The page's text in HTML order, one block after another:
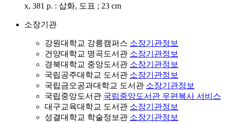
x, 381 p. : 삽화, 도표 ; 23 cm
소장기관
강원대학교 강릉캠퍼스 소장기관정보
건양대학교 명곡도서관 소장기관정보
경북대학교 중앙도서관 소장기관정보
국립공주대학교 도서관 소장기관정보
국립금오공과대학교 도서관 소장기관정보
국립중앙도서관 국립중앙도서관 우편복사 서비스
대구교육대학교 도서관 소장기관정보
성결대학교 학술정보관 소장기관정보